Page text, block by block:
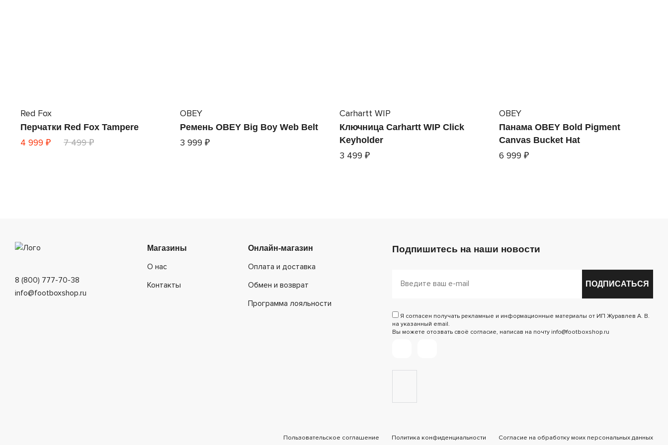
Red Fox
Перчатки Red Fox Tampere
4 999 ₽ 7 499 ₽
OBEY
Ремень OBEY Big Boy Web Belt
3 999 ₽
Carhartt WIP
Ключница Carhartt WIP Click
Keyholder
3 499 ₽
OBEY
Панама OBEY Bold Pigment
Canvas Bucket Hat
6 999 ₽
8 (800) 777-70-38
info@footboxshop.ru
Магазины
О нас
Контакты
Онлайн-магазин
Оплата и доставка
Обмен и возврат
Программа лояльности
Подпишитесь на наши новости
ПОДПИСАТЬСЯ
Я согласен получать рекламные и информационные материалы от ИП Журавлев А. В.
на указанный email.
Вы можете отозвать своё согласие, написав на почту info@footboxshop.ru
Пользовательское соглашение Политика конфиденциальности Согласие на обработку моих персональных данных